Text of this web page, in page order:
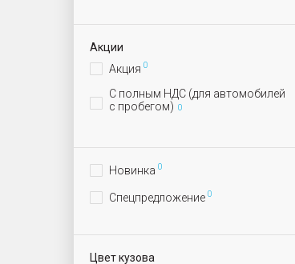
Акции
Акция 0
С полным НДС (для автомобилей
с пробегом) 0
Новинка 0
Спецпредложение 0
Цвет кузова